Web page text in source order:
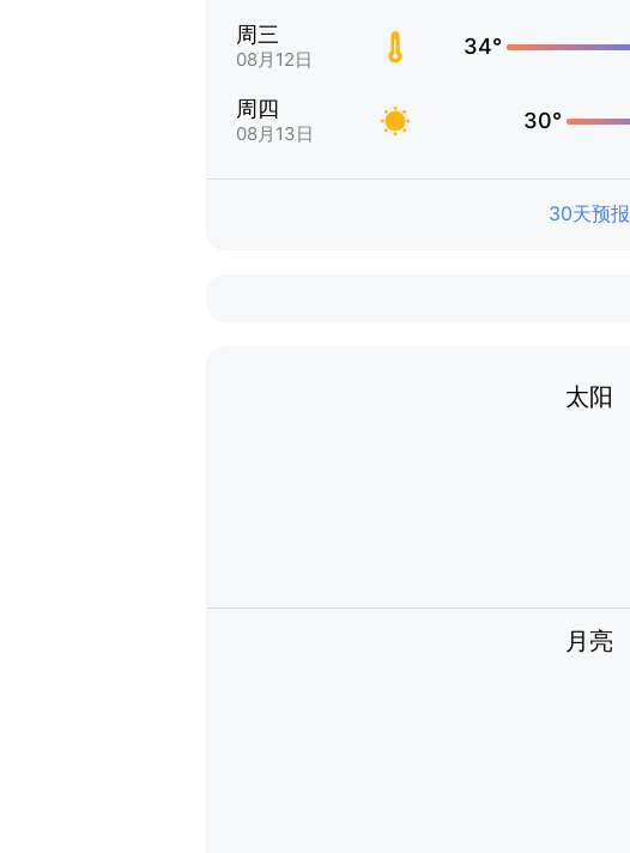
周三
08月12日
34°
周四
08月13日
30°
30天预报
太阳
月亮